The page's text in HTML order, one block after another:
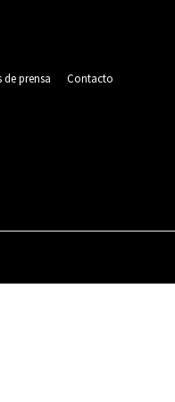
de prensa Contacto